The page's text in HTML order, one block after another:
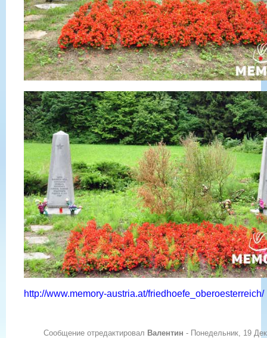
http://www.memory-austria.at/friedhoefe_oberoesterreich/
Сообщение отредактировал Валентин - Понедельник, 19